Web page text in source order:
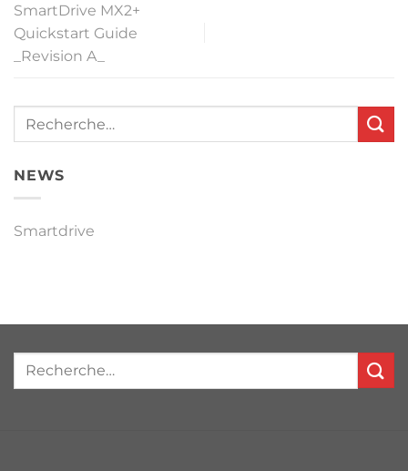
SmartDrive MX2+
Quickstart Guide
_Revision A_
NEWS
Smartdrive